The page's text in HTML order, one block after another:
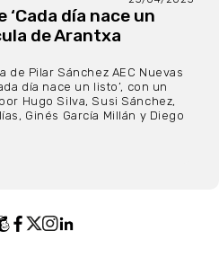
día nace un
de Arantxa
Pilar Sánchez AEC Nuevas
día nace un listo’, con un
Hugo Silva, Susi Sánchez,
Ginés García Millán y Diego